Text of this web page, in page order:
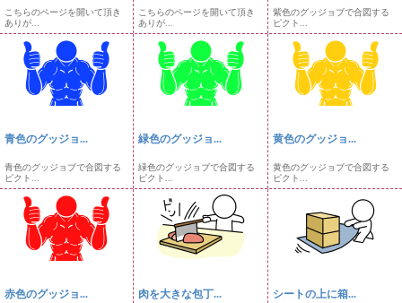
こちらのページを開いて頂き
ありが...
こちらのページを開いて頂き
ありが...
紫色のグッジョブで合図する
ピクト...
青色のグッジョ...
青色のグッジョブで合図する
ピクト...
緑色のグッジョ...
緑色のグッジョブで合図する
ピクト...
黄色のグッジョ...
黄色のグッジョブで合図する
ピクト...
赤色のグッジョ... 肉を大きな包丁... シートの上に箱...